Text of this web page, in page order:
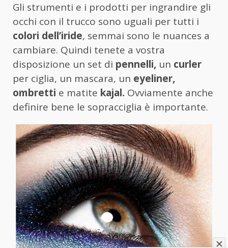
Gli strumenti e i prodotti per ingrandire gli
occhi con il trucco sono uguali per tutti i
colori dell’iride, semmai sono le nuances a
cambiare. Quindi tenete a vostra
disposizione un set di pennelli, un curler
per ciglia, un mascara, un eyeliner,
ombretti e matite kajal. Ovviamente anche
definire bene le sopracciglia è importante.